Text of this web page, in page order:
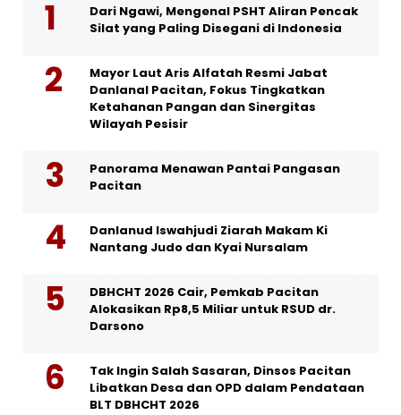
Dari Ngawi, Mengenal PSHT Aliran Pencak
Silat yang Paling Disegani di Indonesia
Mayor Laut Aris Alfatah Resmi Jabat
Danlanal Pacitan, Fokus Tingkatkan
Ketahanan Pangan dan Sinergitas
Wilayah Pesisir
Panorama Menawan Pantai Pangasan
Pacitan
Danlanud Iswahjudi Ziarah Makam Ki
Nantang Judo dan Kyai Nursalam
DBHCHT 2026 Cair, Pemkab Pacitan
Alokasikan Rp8,5 Miliar untuk RSUD dr.
Darsono
Tak Ingin Salah Sasaran, Dinsos Pacitan
Libatkan Desa dan OPD dalam Pendataan
BLT DBHCHT 2026